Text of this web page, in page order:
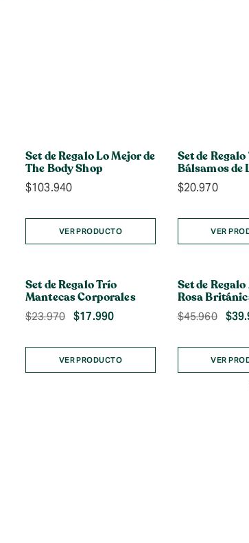
Set de Regalo Lo Mejor de
The Body Shop
$103.940
VER PRODUCTO
Set de
Bálsamos de
$20.970
VER
Set de Regalo Trío
Mantecas Corporales
$23.970
El
original
era:
$23.970.
$17.990El
actual
es:
$17.990.
VER PRODUCTO
Set de
Rosa
$45.960
El
era:
$
VER